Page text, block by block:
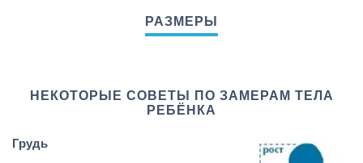
НЕКОТОРЫЕ СОВЕТЫ ПО ЗАМЕРАМ ТЕЛА
РЕБЁНКА
Грудь